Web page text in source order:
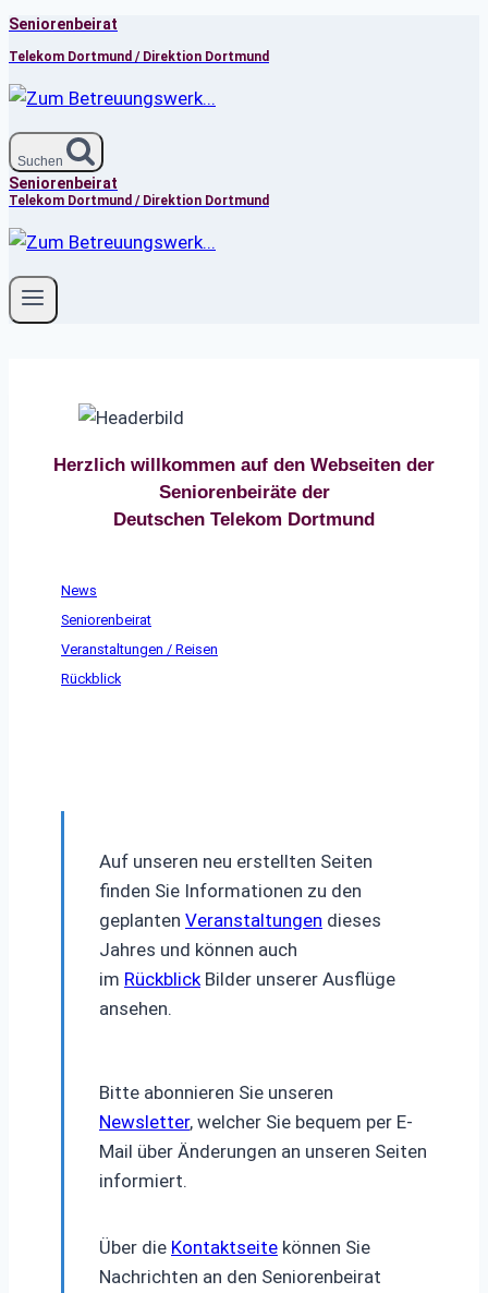
Zum
Inhalt
springen
Seniorenbeirat
Telekom Dortmund / Direktion Dortmund
Suchen
Seniorenbeirat
Telekom Dortmund / Direktion Dortmund
Herzlich willkommen auf den Webseiten der
Seniorenbeiräte der
Deutschen Telekom Dortmund
News
Seniorenbeirat
Veranstaltungen / Reisen
Rückblick
Auf unseren neu erstellten Seiten
finden Sie Informationen zu den
geplanten Veranstaltungen dieses
Jahres und können auch
im RückblickBilder unserer Ausflüge
ansehen.
Bitte abonnieren Sie unseren
Newsletter, welcher Sie bequem per E-
Mail über Änderungen an unseren Seiten
informiert.
Über die Kontaktseite können Sie
Nachrichten an den Seniorenbeirat